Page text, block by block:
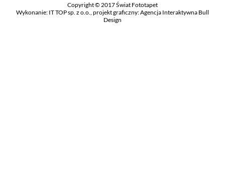
Copyright © 2017 Świat Fototapet
Wykonanie: IT TOP sp. z o.o. , projekt graficzny:Agencja Interaktywna Bull
Design